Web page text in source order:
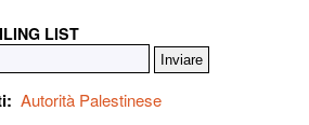
LIST
Autorità Palestinese